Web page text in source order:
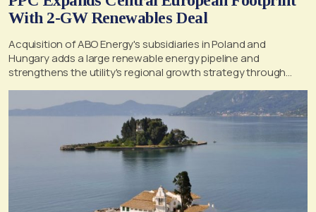
With 2-GW Renewables Deal
Acquisition of ABO Energy's subsidiaries in Poland and
Hungary adds a large renewable energy pipeline and
strengthens the utility's regional growth strategy through